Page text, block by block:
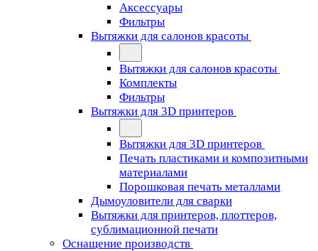
Аксессуары
Фильтры
Вытяжки для салонов красоты
Вытяжки для салонов красоты
Комплекты
Фильтры
Вытяжки для 3D принтеров
Вытяжки для 3D принтеров
Печать пластиками и композитными
материалами
Порошковая печать металлами
Дымоуловители для сварки
Вытяжки для принтеров, плоттеров,
сублимационной печати
Оснащение производств